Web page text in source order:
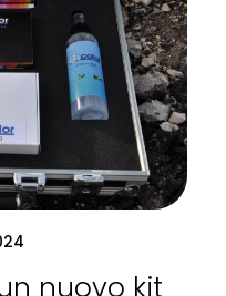
nuovo kit